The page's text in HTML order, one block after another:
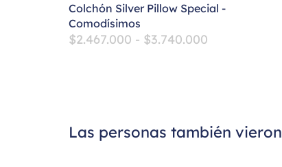
Colchón Silver Pillow Special -
Comodísimos
$2.467.000 - $3.740.000
Las personas también vieron